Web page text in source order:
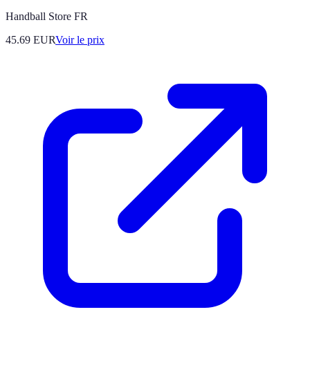
Handball Store FR
45.69 EURVoir le prix